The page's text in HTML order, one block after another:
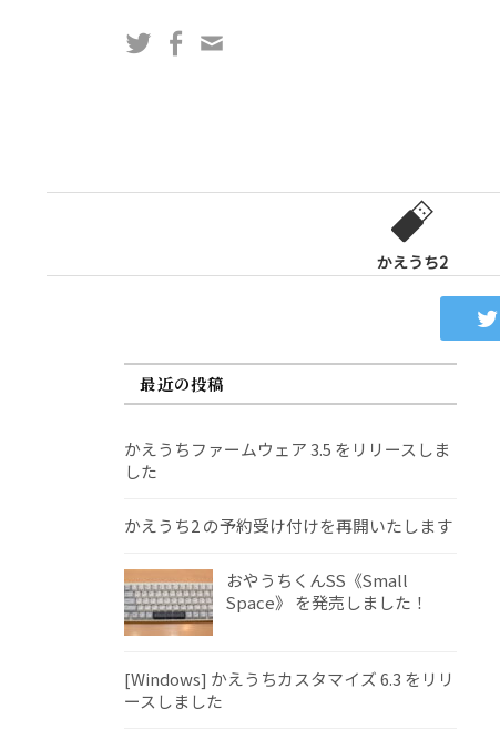
ス
TwitterFacebook
かえうち2
最近の投稿
かえうちファームウェア 3.5 をリリースしま
した
かえうち2 の予約受け付けを再開いたします
おやうちくんSS《Small
Space》 を発売しました！
[Windows] かえうちカスタマイズ 6.3 をリリ
ースしました